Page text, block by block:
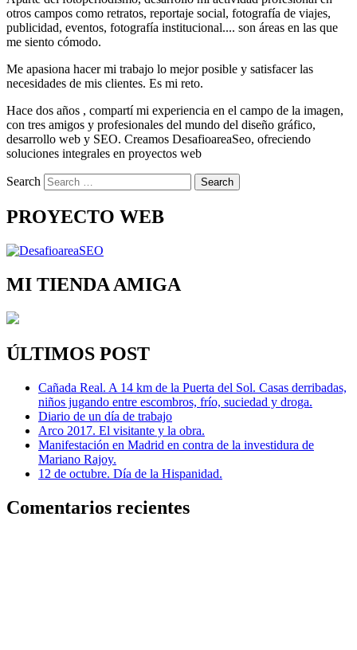
otros campos como retratos, reportaje social, fotografía de viajes,
publicidad, eventos, fotografía institucional.... son áreas en las que
me siento cómodo.
Me apasiona hacer mi trabajo lo mejor posible y satisfacer las
necesidades de mis clientes. Es mi reto.
Hace dos años , compartí mi experiencia en el campo de la imagen,
con tres amigos y profesionales del mundo del diseño gráfico,
desarrollo web y SEO. Creamos DesafioareaSeo, ofreciendo
soluciones integrales en proyectos web
Search
PROYECTO WEB
MI TIENDA AMIGA
ÚLTIMOS POST
Cañada Real. A 14 km de la Puerta del Sol. Casas derribadas,
niños jugando entre escombros, frío, suciedad y droga.
Diario de un día de trabajo
Arco 2017. El visitante y la obra.
Manifestación en Madrid en contra de la investidura de
Mariano Rajoy.
12 de octubre. Día de la Hispanidad.
Comentarios recientes